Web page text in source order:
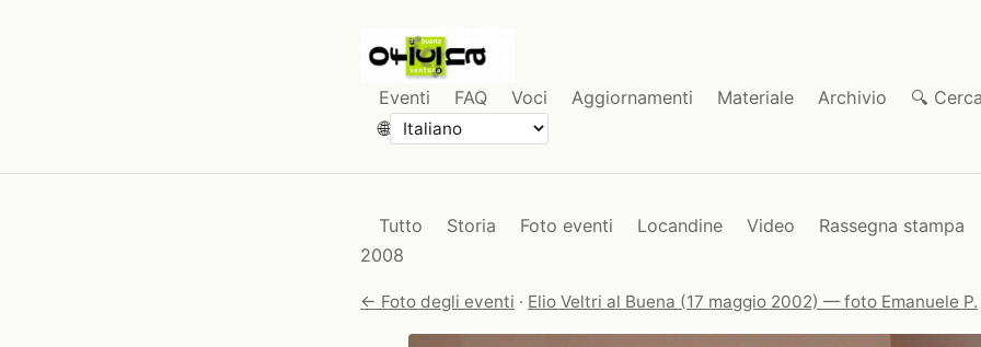
Eventi FAQ Voci Aggiornamenti Materiale Archivio
🔍
🌐
Tutto Storia Foto eventi Locandine Video
Rassegna stampa
2008
← Foto degli eventi · Elio Veltri al Buena (17 maggio 2002) — foto Emanuele P.